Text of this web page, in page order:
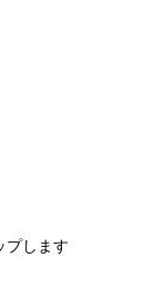
プします